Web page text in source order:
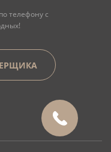
телефону с